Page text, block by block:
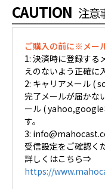
CAUTION 注意
ご購入の前に※メー
1: 決済時に登録する
えのないよう正確に
2: キャリアメール (
完了メールが届かな
ール ( yahoo,google
す。
3:
受信設定をご確認く
詳しくはこちら⇒
https://